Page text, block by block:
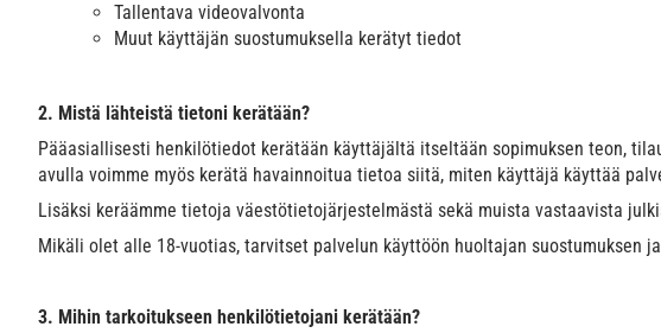
Tallentava videovalvonta
Muut käyttäjän suostumuksella kerätyt tiedot
2. Mistä lähteistä tietoni kerätään?
Pääasiallisesti henkilötiedot kerätään käyttäjältä itseltään sopimuksen teon,
avulla voimme myös kerätä havainnoitua tietoa siitä, miten käyttäjä käyttää
Lisäksi keräämme tietoja väestötietojärjestelmästä sekä muista vastaavista
Mikäli olet alle 18-vuotias, tarvitset palvelun käyttöön huoltajan suostumuksen
3. Mihin tarkoitukseen henkilötietojani kerätään?